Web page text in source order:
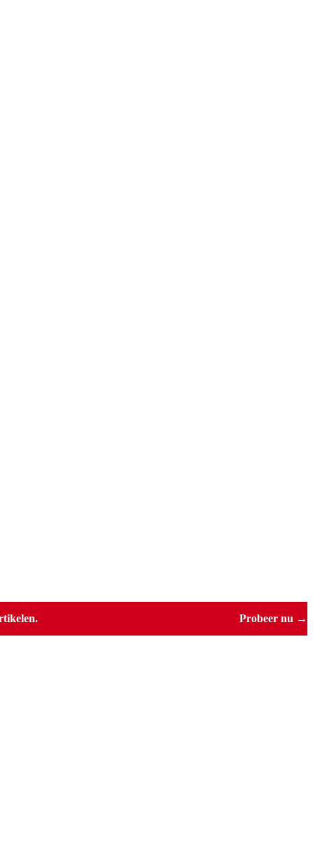
Probeer nu →